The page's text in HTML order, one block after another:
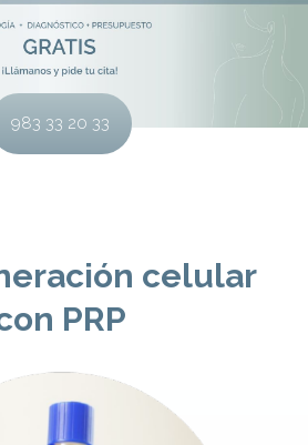
983 33 20 33
celular
PRP